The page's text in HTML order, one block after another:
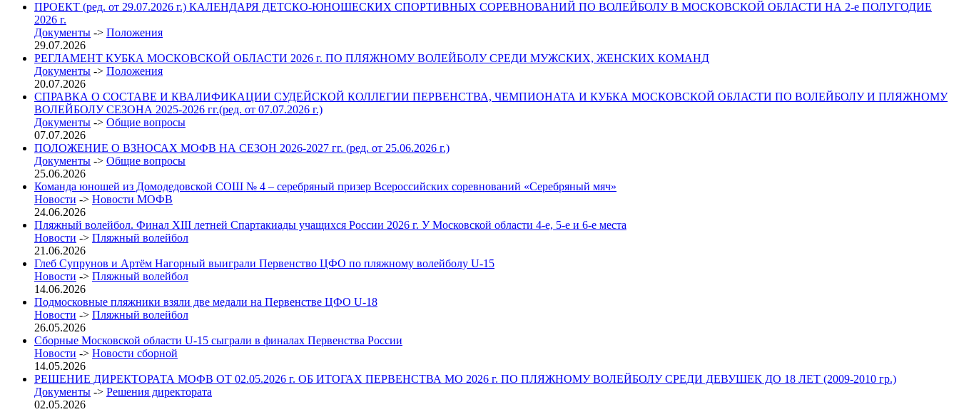
ПРОЕКТ (ред. от 29.07.2026 г.) КАЛЕНДАРЯ ДЕТСКО-ЮНОШЕСКИХ СПОРТИВНЫХ СОРЕВНОВАНИЙ ПО ВОЛЕЙБОЛУ В МОСКОВСКОЙ ОБЛАСТИ НА 2-е ПОЛУГОДИЕ
2026 г.
Документы -> Положения
29.07.2026
РЕГЛАМЕНТ КУБКА МОСКОВСКОЙ ОБЛАСТИ 2026 г. ПО ПЛЯЖНОМУ ВОЛЕЙБОЛУ СРЕДИ МУЖСКИХ, ЖЕНСКИХ КОМАНД
Документы -> Положения
20.07.2026
СПРАВКА О СОСТАВЕ И КВАЛИФИКАЦИИ СУДЕЙСКОЙ КОЛЛЕГИИ ПЕРВЕНСТВА, ЧЕМПИОНАТА И КУБКА МОСКОВСКОЙ ОБЛАСТИ ПО ВОЛЕЙБОЛУ И ПЛЯЖНОМУ
ВОЛЕЙБОЛУ СЕЗОНА 2025-2026 гг.(ред. от 07.07.2026 г.)
Документы -> Общие вопросы
07.07.2026
ПОЛОЖЕНИЕ О ВЗНОСАХ МОФВ НА СЕЗОН 2026-2027 гг. (ред. от 25.06.2026 г.)
Документы -> Общие вопросы
25.06.2026
Команда юношей из Домодедовской СОШ № 4 – серебряный призер Всероссийских соревнований «Серебряный мяч»
Новости -> Новости МОФВ
24.06.2026
Пляжный волейбол. Финал XIII летней Спартакиады учащихся России 2026 г. У Московской области 4-е, 5-е и 6-е места
Новости -> Пляжный волейбол
21.06.2026
Глеб Супрунов и Артём Нагорный выиграли Первенство ЦФО по пляжному волейболу U-15
Новости -> Пляжный волейбол
14.06.2026
Подмосковные пляжники взяли две медали на Первенстве ЦФО U-18
Новости -> Пляжный волейбол
26.05.2026
Сборные Московской области U-15 сыграли в финалах Первенства России
Новости -> Новости сборной
14.05.2026
РЕШЕНИЕ ДИРЕКТОРАТА МОФВ ОТ 02.05.2026 г. ОБ ИТОГАХ ПЕРВЕНСТВА МО 2026 г. ПО ПЛЯЖНОМУ ВОЛЕЙБОЛУ СРЕДИ ДЕВУШЕК ДО 18 ЛЕТ (2009-2010 гр.)
Документы -> Решения директората
02.05.2026